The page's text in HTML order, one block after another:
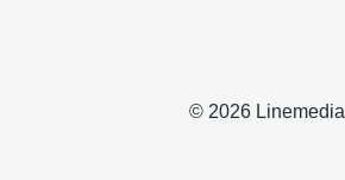
© 2026 Linemedia